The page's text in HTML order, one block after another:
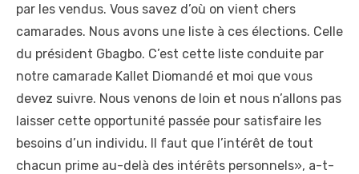
par les vendus. Vous savez d’où on vient chers
camarades. Nous avons une liste à ces élections. Celle
du président Gbagbo. C’est cette liste conduite par
notre camarade Kallet Diomandé et moi que vous
devez suivre. Nous venons de loin et nous n’allons pas
laisser cette opportunité passée pour satisfaire les
besoins d’un individu. Il faut que l’intérêt de tout
chacun prime au-delà des intérêts personnels», a-t-